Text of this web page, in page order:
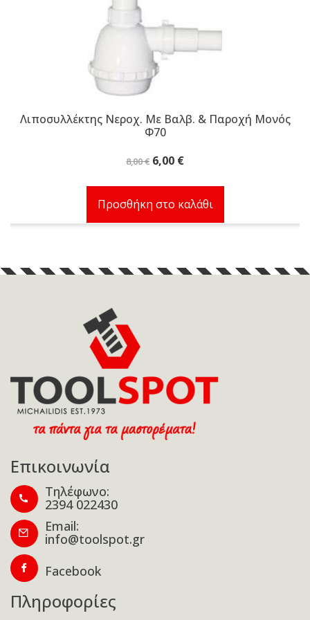
Λιποσυλλέκτης Νεροχ. Με Βαλβ. & Παροχή Μονός
Φ70
8,00€ Original
8,00 €.
6,00 €Η
είναι:
6,00 €.
Προσθήκη στο καλάθι
Επικοινωνία
Τηλέφωνο:
2394 022430
Email:
info@toolspot.gr
Facebook
Πληροφορίες